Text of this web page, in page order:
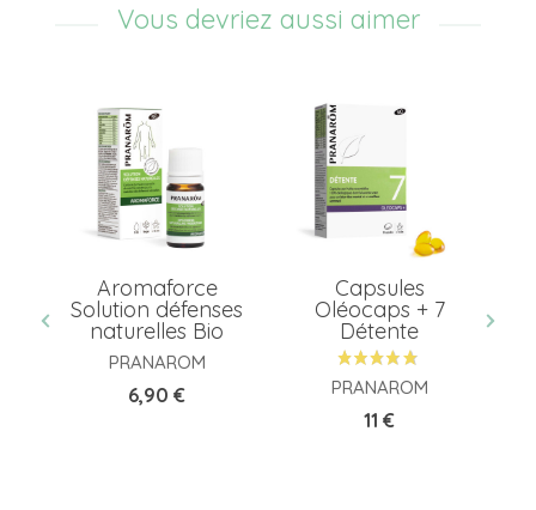
Vous devriez aussi aimer
Aromaforce
Solution défenses
naturelles Bio
PRANAROM
Prix
6,90 €
Capsules
Oléocaps + 7
Détente
PRANAROM
Prix
11 €